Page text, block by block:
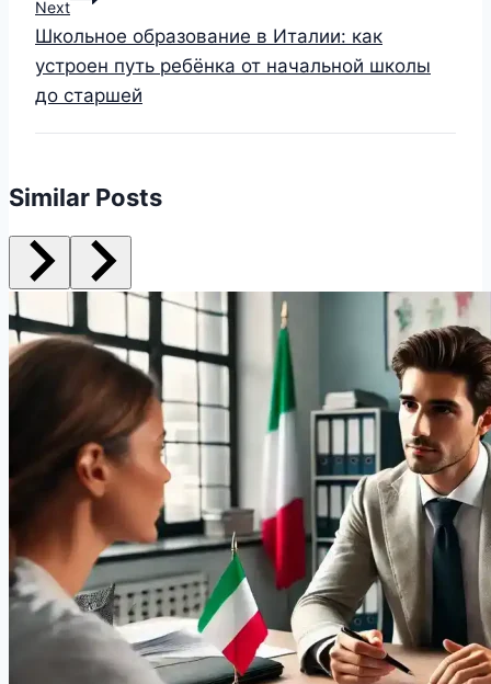
Next
Школьное образование в Италии: как
устроен путь ребёнка от начальной школы
до старшей
Similar Posts